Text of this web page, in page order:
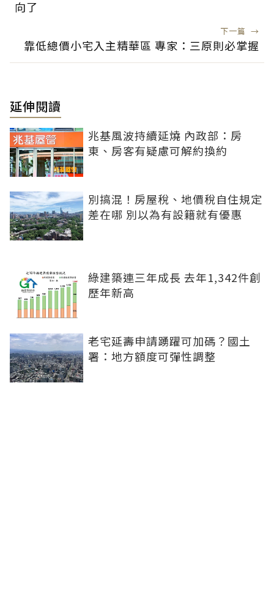
向了
下一篇 →
靠低總價小宅入主精華區 專家：三原則必掌握
延伸閱讀
兆基風波持續延燒 內政部：房
東、房客有疑慮可解約換約
別搞混！房屋稅、地價稅自住規定
差在哪 別以為有設籍就有優惠
綠建築連三年成長 去年1,342件創
歷年新高
老宅延壽申請踴躍可加碼？國土
署：地方額度可彈性調整